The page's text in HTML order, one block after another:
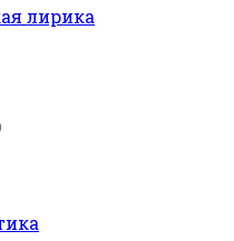
лирика